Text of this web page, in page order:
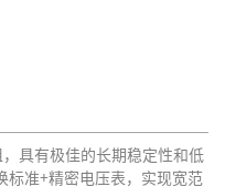
具有极佳的长期稳定性和低
标准+精密电压表，实现宽范